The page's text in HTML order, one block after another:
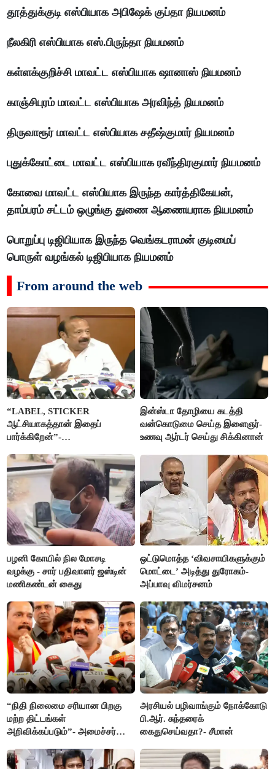
தூத்துக்குடி எஸ்பியாக அபிஷேக் குப்தா நியமனம்
நீலகிரி எஸ்பியாக எஸ்.பிருந்தா நியமனம்
கள்ளக்குறிச்சி மாவட்ட எஸ்பியாக ஷானாஸ் நியமனம்
காஞ்சிபுரம் மாவட்ட எஸ்பியாக அரவிந்த் நியமனம்
திருவாரூர் மாவட்ட எஸ்பியாக சதீஷ்குமார் நியமனம்
புதுக்கோட்டை மாவட்ட எஸ்பியாக ரவீந்திரகுமார் நியமனம்
கோவை மாவட்ட எஸ்பியாக இருந்த கார்த்திகேயன்,
தாம்பரம் சட்டம் ஒழுங்கு துணை ஆணையராக நியமனம்
பொறுப்பு டிஜிபியாக இருந்த வெங்கடராமன் குடிமைப்
பொருள் வழங்கல் டிஜிபியாக நியமனம்
From around the web
“LABEL, STICKER
ஆட்சியாகத்தான் இதைப்
பார்க்கிறேன்”-
இன்ஸ்டா தோழியை கடத்தி
வன்கொடுமை செய்த இளைஞர்-
உணவு ஆர்டர் செய்து சிக்கினான்
பழனி கோயில் நில மோசடி
வழக்கு - சார் பதிவாளர் ஜஸ்டின்
மணிகண்டன் கைது
ஒட்டுமொத்த ‘விவசாயிகளுக்கும்
மொட்டை’ அடித்து துரோகம்-
அப்பாவு விமர்சனம்
“நிதி நிலைமை சரியான பிறகு
மற்ற திட்டங்கள்
அறிவிக்கப்படும்”- அமைச்சர்
அரசியல் பழிவாங்கும் நோக்கோடு
பி.ஆர். சுந்தரைக்
கைதுசெய்வதா?- சீமான்